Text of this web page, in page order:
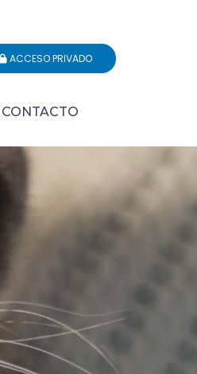
ACCESO PRIVADO
CONTACTO